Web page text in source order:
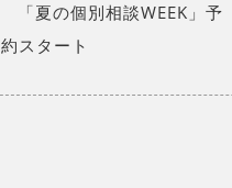
「夏の個別相談WEEK」予
約スタート